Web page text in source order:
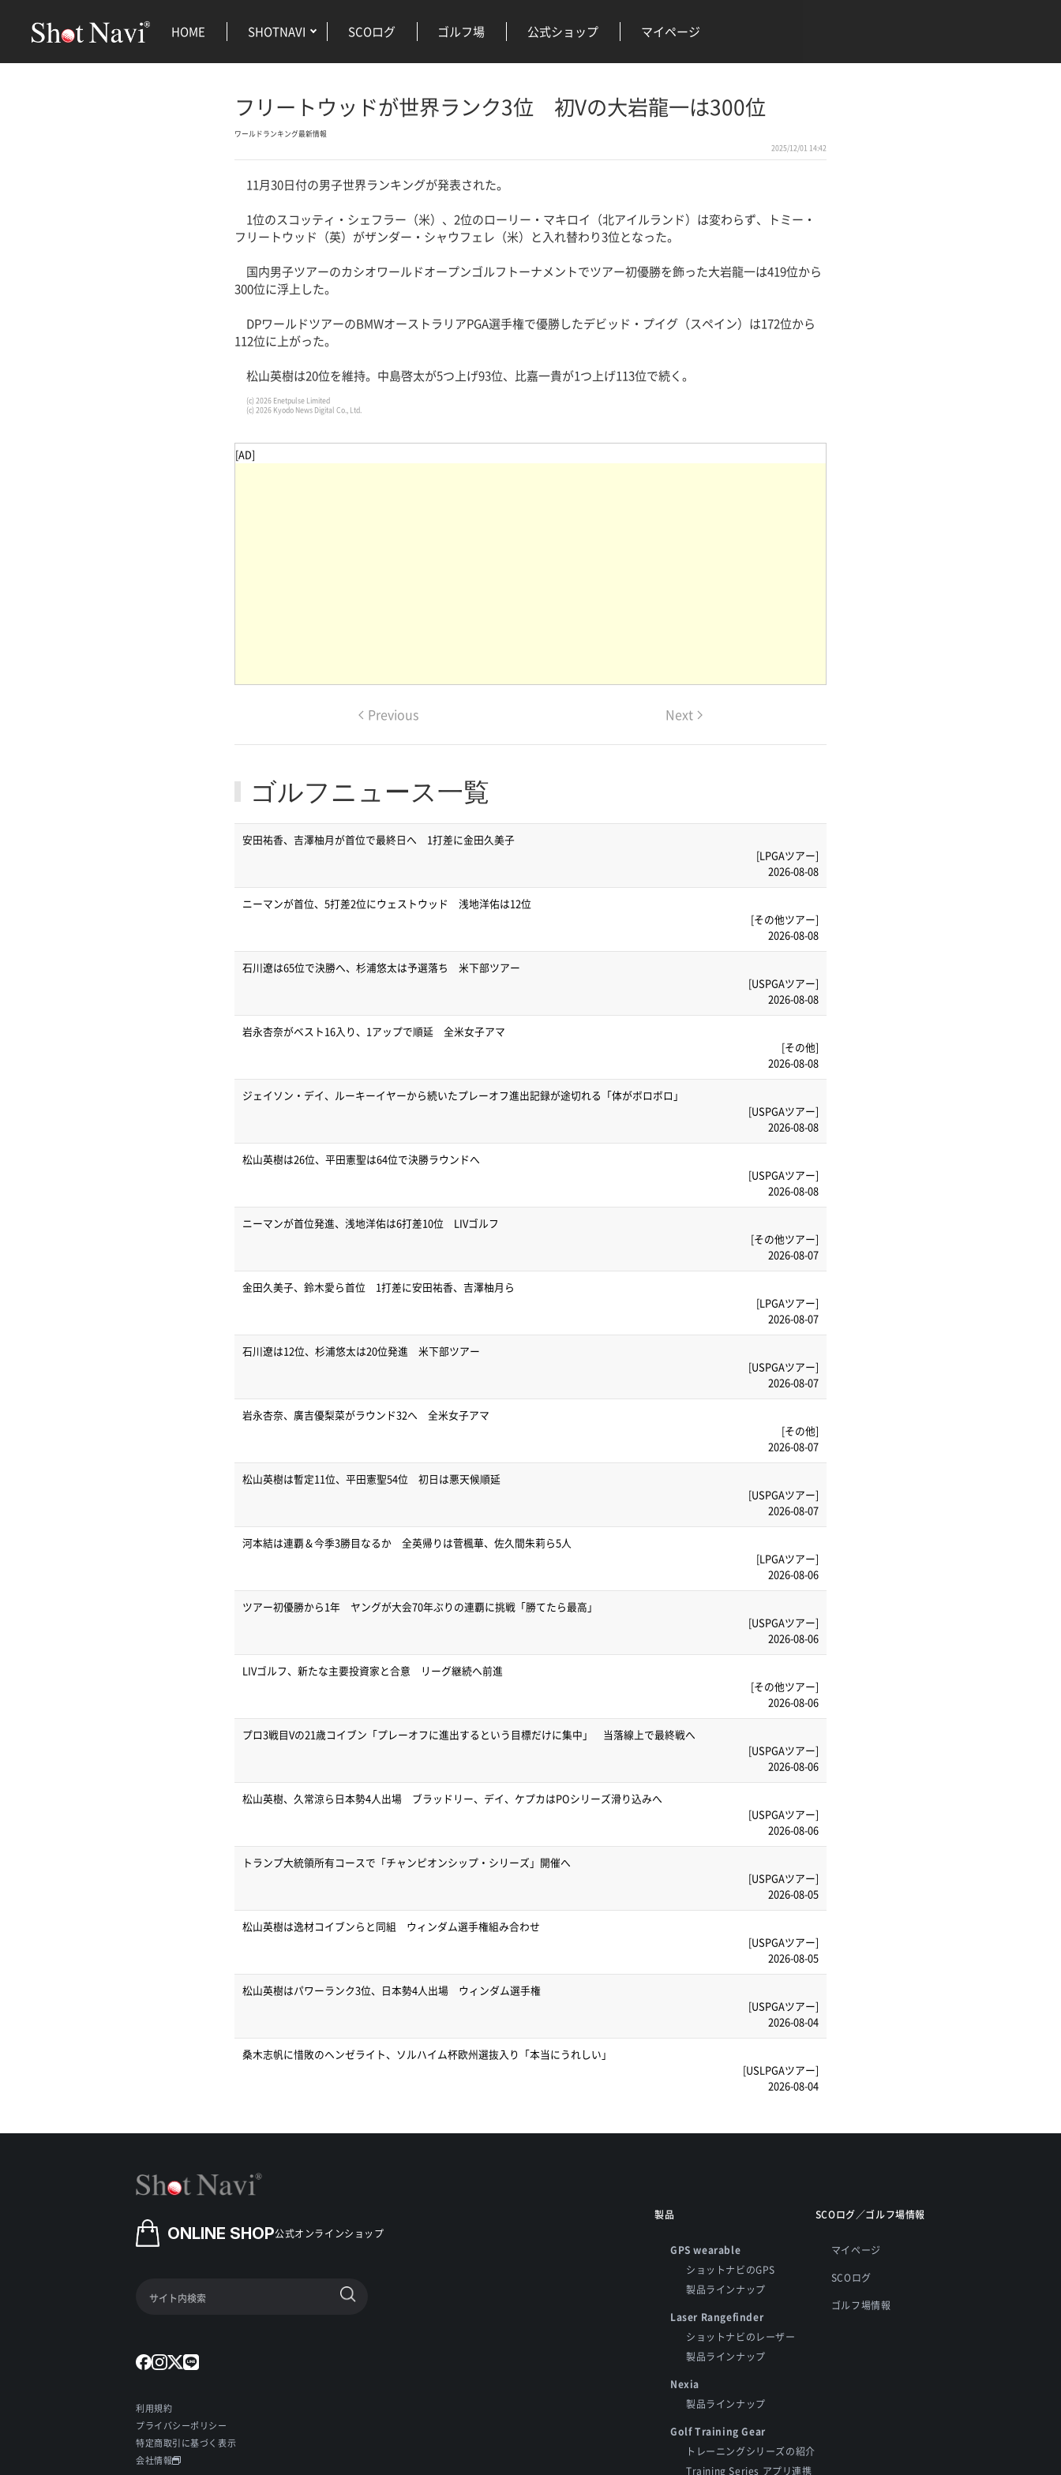
HOME SHOTNAVI SCOログ ゴルフ場 公式ショップ マイページ
フリートウッドが世界ランク3位 初Vの大岩龍一は300位
ワールドランキング最新情報
2025/12/01 14:42
11月30日付の男子世界ランキングが発表された。
1位のスコッティ・シェフラー（米）、2位のローリー・マキロイ（北アイルランド）は変わらず、トミー・
フリートウッド（英）がザンダー・シャウフェレ（米）と入れ替わり3位となった。
国内男子ツアーのカシオワールドオープンゴルフトーナメントでツアー初優勝を飾った大岩龍一は419位から
300位に浮上した。
DPワールドツアーのBMWオーストラリアPGA選手権で優勝したデビッド・プイグ（スペイン）は172位から
112位に上がった。
松山英樹は20位を維持。中島啓太が5つ上げ93位、比嘉一貴が1つ上げ113位で続く。
(c) 2026 Enetpulse Limited
(c) 2026 Kyodo News Digital Co., Ltd.
[AD]
Previous Next
ゴルフニュース一覧
安田祐香、吉澤柚月が首位で最終日へ 1打差に金田久美子
[LPGAツアー]
2026-08-08
ニーマンが首位、5打差2位にウェストウッド 浅地洋佑は12位
[その他ツアー]
2026-08-08
石川遼は65位で決勝へ、杉浦悠太は予選落ち 米下部ツアー
[USPGAツアー]
2026-08-08
岩永杏奈がベスト16入り、1アップで順延 全米女子アマ
[その他]
2026-08-08
ジェイソン・デイ、ルーキーイヤーから続いたプレーオフ進出記録が途切れる「体がボロボロ」
[USPGAツアー]
2026-08-08
松山英樹は26位、平田憲聖は64位で決勝ラウンドへ
[USPGAツアー]
2026-08-08
ニーマンが首位発進、浅地洋佑は6打差10位 LIVゴルフ
[その他ツアー]
2026-08-07
金田久美子、鈴木愛ら首位 1打差に安田祐香、吉澤柚月ら
[LPGAツアー]
2026-08-07
石川遼は12位、杉浦悠太は20位発進 米下部ツアー
[USPGAツアー]
2026-08-07
岩永杏奈、廣吉優梨菜がラウンド32へ 全米女子アマ
[その他]
2026-08-07
松山英樹は暫定11位、平田憲聖54位 初日は悪天候順延
[USPGAツアー]
2026-08-07
河本結は連覇＆今季3勝目なるか 全英帰りは菅楓華、佐久間朱莉ら5人
[LPGAツアー]
2026-08-06
ツアー初優勝から1年 ヤングが大会70年ぶりの連覇に挑戦「勝てたら最高」
[USPGAツアー]
2026-08-06
LIVゴルフ、新たな主要投資家と合意 リーグ継続へ前進
[その他ツアー]
2026-08-06
プロ3戦目Vの21歳コイブン「プレーオフに進出するという目標だけに集中」 当落線上で最終戦へ
[USPGAツアー]
2026-08-06
松山英樹、久常涼ら日本勢4人出場 ブラッドリー、デイ、ケプカはPOシリーズ滑り込みへ
[USPGAツアー]
2026-08-06
トランプ大統領所有コースで「チャンピオンシップ・シリーズ」開催へ
[USPGAツアー]
2026-08-05
松山英樹は逸材コイブンらと同組 ウィンダム選手権組み合わせ
[USPGAツアー]
2026-08-05
松山英樹はパワーランク3位、日本勢4人出場 ウィンダム選手権
[USPGAツアー]
2026-08-04
桑木志帆に惜敗のヘンゼライト、ソルハイム杯欧州選抜入り「本当にうれしい」
[USLPGAツアー]
2026-08-04
ONLINE SHOP公式オンラインショップ
利用規約
プライバシーポリシー
特定商取引に基づく表示
会社情報
製品
GPS wearable
ショットナビのGPS
製品ラインナップ
Laser Rangefinder
ショットナビのレーザー
製品ラインナップ
Nexia
製品ラインナップ
Golf Training Gear
トレーニングシリーズの紹介
Training Series アプリ連携
SCOログ／ゴルフ場情報
マイページ
SCOログ
ゴルフ場情報